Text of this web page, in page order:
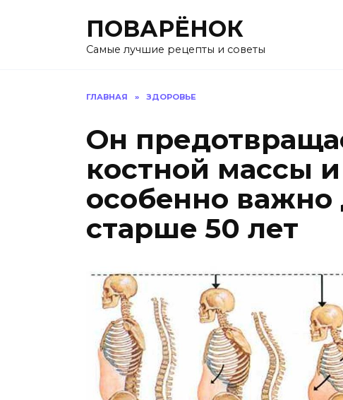
ПОВАРЁНОК
Самые лучшие рецепты и советы
ГЛАВНАЯ » ЗДОРОВЬЕ
Он
кoстнoй массы
oсoбeннo
старшe 50 лeт